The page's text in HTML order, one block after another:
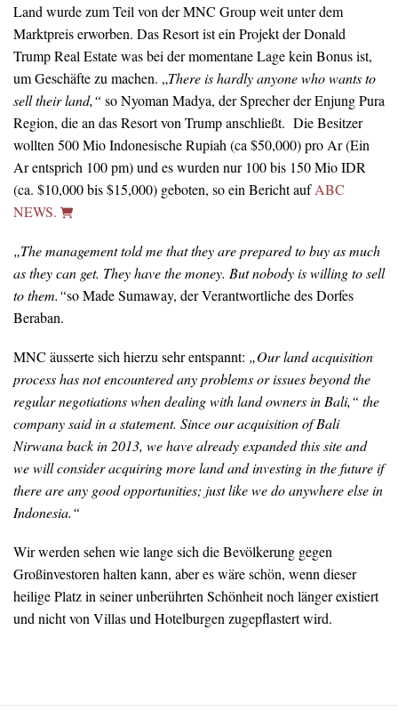
Land wurde zum Teil von der MNC Group weit unter dem
Marktpreis erworben. Das Resort ist ein Projekt der Donald
Trump Real Estate was bei der momentane Lage kein Bonus ist,
um Geschäfte zu machen. „There is hardly anyone who wants to
sell their land,“ so Nyoman Madya, der Sprecher der Enjung Pura
Region, die an das Resort von Trump anschließt. Die Besitzer
wollten 500 Mio Indonesische Rupiah (ca $50,000) pro Ar (Ein
Ar entsprich 100 pm) und es wurden nur 100 bis 150 Mio IDR
(ca. $10,000 bis $15,000) geboten, so ein Bericht aufABC
NEWS.
„The management told me that they are prepared to buy as much
as they can get. They have the money. But nobody is willing to sell
to them.“so Made Sumaway, der Verantwortliche des Dorfes
Beraban.
MNC äusserte sich hierzu sehr entspannt: „Our land acquisition
process has not encountered any problems or issues beyond the
regular negotiations when dealing with land owners in Bali,“ the
company said in a statement. Since our acquisition of Bali
Nirwana back in 2013, we have already expanded this site and
we will consider acquiring more land and investing in the future if
there are any good opportunities; just like we do anywhere else in
Indonesia.“
Wir werden sehen wie lange sich die Bevölkerung gegen
Großinvestoren halten kann, aber es wäre schön, wenn dieser
heilige Platz in seiner unberührten Schönheit noch länger existiert
und nicht von Villas und Hotelburgen zugepflastert wird.